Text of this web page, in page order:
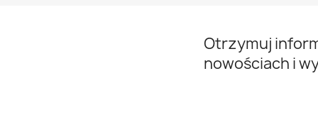
Otrzymuj
nowościach i